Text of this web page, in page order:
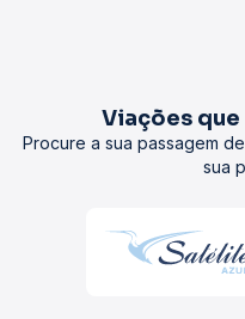
Viações
Procure a sua passagem
sua